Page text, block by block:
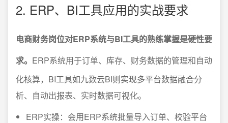
2. ERP、BI工具应用的实战要求
电商财务岗位对ERP系统与BI工具的熟练掌握是硬性要
求。 ERP系统用于订单、库存、财务数据的管理和自动
化核算，BI工具如九数云BI则实现多平台数据融合分
析、自动出报表、实时数据可视化。
ERP实操：会用ERP系统批量导入订单、校验平台